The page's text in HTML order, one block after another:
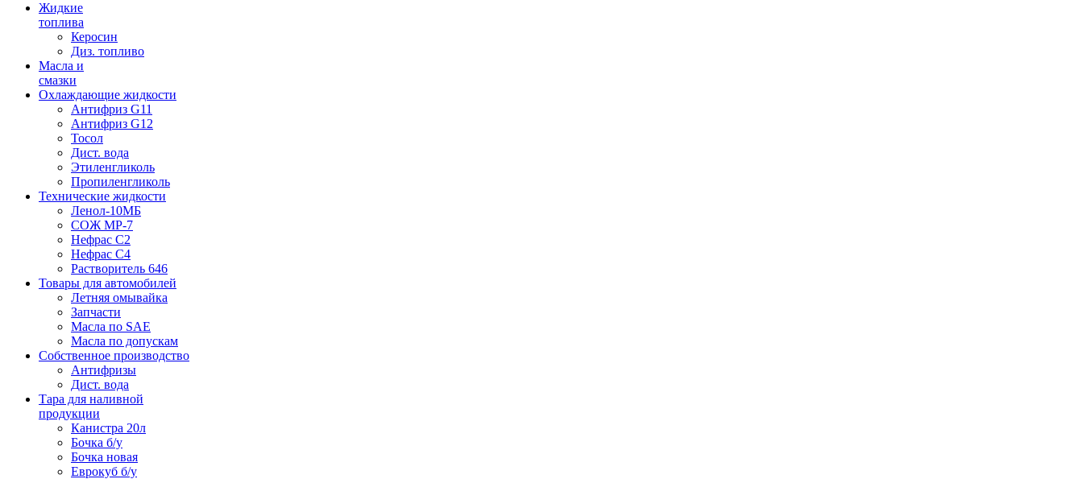
Жидкие
топлива
Керосин
Диз. топливо
Масла и
смазки
Охлаждающие жидкости
Антифриз G11
Антифриз G12
Тосол
Дист. вода
Этиленгликоль
Пропиленгликоль
Технические жидкости
Ленол-10МБ
СОЖ МР-7
Нефрас С2
Нефрас С4
Растворитель 646
Товары для автомобилей
Летняя омывайка
Запчасти
Масла по SAE
Масла по допускам
Собственное производство
Антифризы
Дист. вода
Тара для наливной
продукции
Канистра 20л
Бочка б/у
Бочка новая
Еврокуб б/у